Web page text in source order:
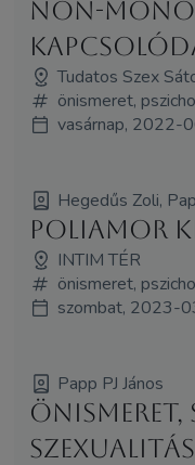
Non-
Tudatos Szex
önismeret,
vasárnap, 2022-
Hegedűs Zoli,
Poliamor
INTIM TÉR
önismeret,
szombat, 2023-
Papp PJ János
szexualitás